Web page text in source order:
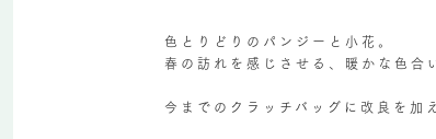
色とりどりのパンジーと小花。
春の訪れを感じさせる、暖かな色合
今までのクラッチバッグに改良を加